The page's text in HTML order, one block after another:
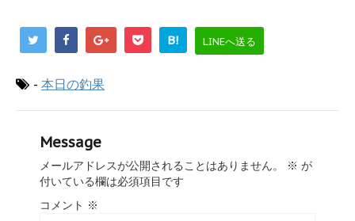
B! LINEへ送る
- 本日の釣果
Message
メールアドレスが公開されることはありません。 ※ が
付いている欄は必須項目です
コメント ※